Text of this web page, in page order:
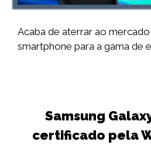
Acaba de aterrar ao
smartphone para a gama de
Samsung
certificado pela